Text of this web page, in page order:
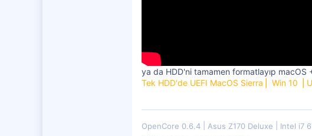
ya da HDD'ni tamamen formatlayıp macOS
Tek HDD'de UEFI MacOS Sierra⎪ Win 10
OpenCore 0.6.4 Asus Z170 Deluxe Intel i7